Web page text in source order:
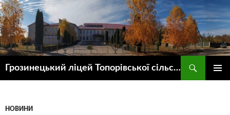
Грозинецький ліцей Топорівської сільської ради
НОВИНИ